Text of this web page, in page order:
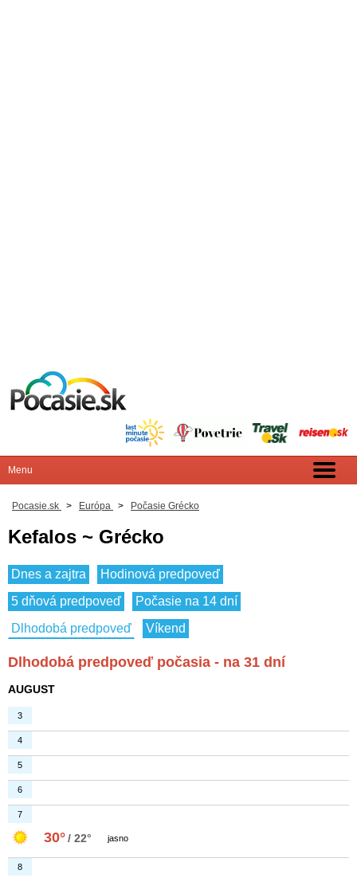
Pocasie.sk > Európa > Počasie Grécko
Kefalos ~ Grécko
Dnes a zajtra
Hodinová predpoveď
5 dňová predpoveď
Počasie na 14 dní
Dlhodobá predpoveď
Víkend
Dlhodobá predpoveď počasia - na 31 dní
AUGUST
3
4
5
6
7
30°/ 22° jasno
8